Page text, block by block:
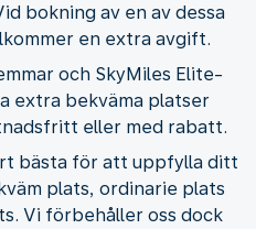
bokning av en av dessa
en extra avgift.
och SkyMiles Elite-
extra bekväma platser
eller med rabatt.
bästa för att uppfylla ditt
plats, ordinarie plats
Vi förbehåller oss dock